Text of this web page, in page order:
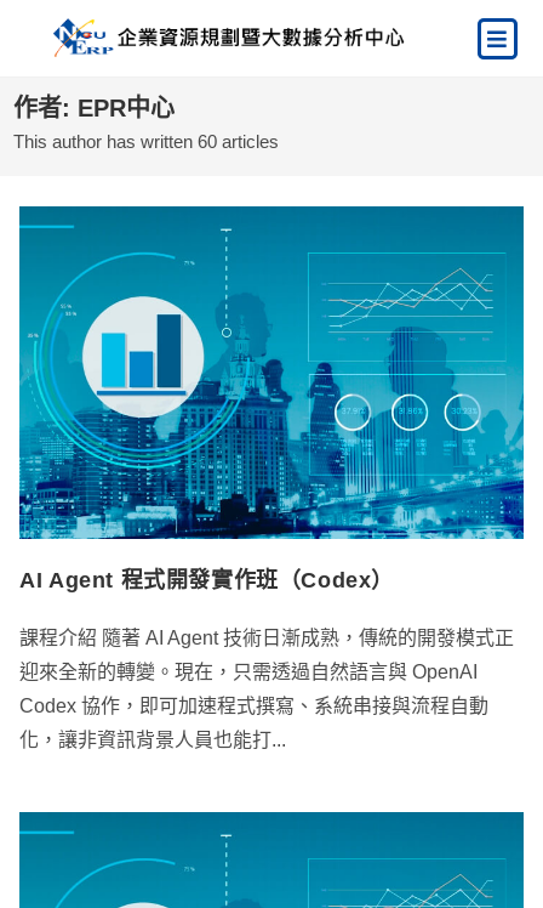
作者: EPR中心
This author has written 60 articles
AI Agent 程式開發實作班（Codex）
課程介紹 隨著 AI Agent 技術日漸成熟，傳統的開發模式正
迎來全新的轉變。現在，只需透過自然語言與 OpenAI
Codex 協作，即可加速程式撰寫、系統串接與流程自動
化，讓非資訊背景人員也能打...